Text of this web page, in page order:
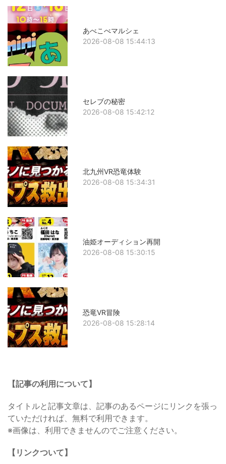
あべこべマルシェ
2026-08-08 15:44:13
セレブの秘密
2026-08-08 15:42:12
北九州VR恐竜体験
2026-08-08 15:34:31
油姫オーディション再開
2026-08-08 15:30:15
恐竜VR冒険
2026-08-08 15:28:14
【記事の利用について】
タイトルと記事文章は、記事のあるページにリンクを張っ
ていただければ、無料で利用できます。
※画像は、利用できませんのでご注意ください。
【リンクついて】